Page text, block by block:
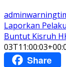
Laporkan
Buntut Kisruh
Share